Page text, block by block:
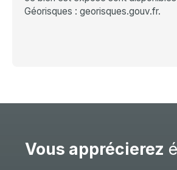
Géorisques : georisques.gouv.fr.
Vous apprécierez